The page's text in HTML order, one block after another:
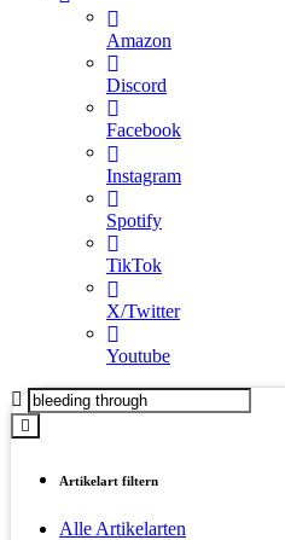
Amazon
Discord
Facebook
Instagram
Spotify
TikTok
X/Twitter
Youtube
Artikelart filtern
Alle Artikelarten